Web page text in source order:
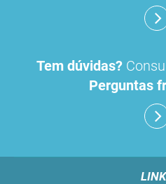
Tem dúvidas?
Perguntas